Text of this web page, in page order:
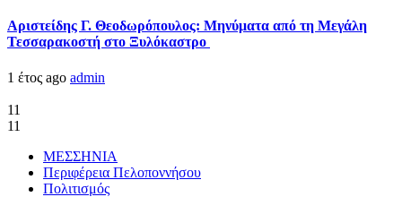
Αριστείδης Γ. Θεοδωρόπουλος: Μηνύματα από τη Μεγάλη
Τεσσαρακοστή στο Ξυλόκαστρο
1 έτος ago admin
11
11
ΜΕΣΣΗΝΙΑ
Περιφέρεια Πελοποννήσου
Πολιτισμός